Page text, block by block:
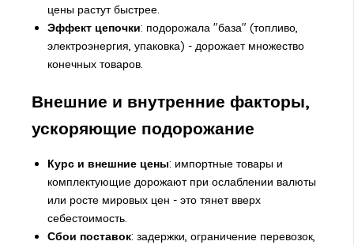
цены растут быстрее.
Эффект цепочки: подорожала "база" (топливо,
электроэнергия, упаковка) - дорожает множество
конечных товаров.
Внешние и внутренние факторы,
ускоряющие подорожание
Курс и внешние цены: импортные товары и
комплектующие дорожают при ослаблении валюты
или росте мировых цен - это тянет вверх
себестоимость.
Сбои поставок: задержки, ограничение перевозок,